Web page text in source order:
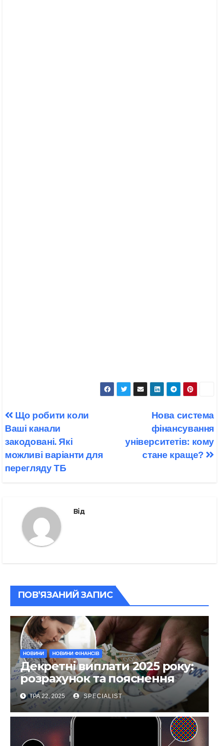
Навігація
записів
Нова система
фінансування
університетів: кому
стане краще?
Що робити коли
Ваші канали
закодовані. Які
можливі варіанти для
перегляду ТБ
Від
ПОВ’ЯЗАНИЙ ЗАПИС
НОВИНИ НОВИНИ ФІНАНСІВ
Декретні виплати 2025 року:
розрахунок та пояснення
ТРА 22, 2025 SPECIALIST